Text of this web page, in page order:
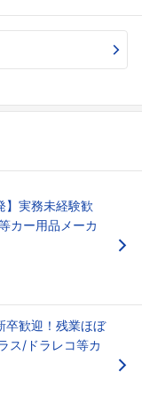
んか？
】実務未経験歓
カー用品メーカ
卒歓迎！残業ほぼ
ス/ドラレコ等カ